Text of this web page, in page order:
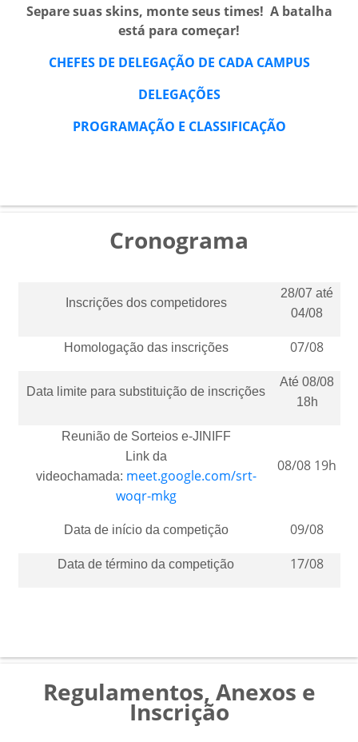
Separe suas skins, monte seus times! A batalha
está para começar!
CHEFES DE DELEGAÇÃO DE CADA CAMPUS
DELEGAÇÕES
PROGRAMAÇÃO E CLASSIFICAÇÃO
Cronograma
Inscrições dos competidores
28/07 até
04/08
Homologação das inscrições 07/08
Data limite para substituição de inscrições
Até 08/08
18h
Reunião de Sorteios e-JINIFF
Link da
videochamada: meet.google.com/srt-
woqr-mkg
08/08 19h
Data de início da competição 09/08
Data de término da competição 17/08
Regulamentos, Anexos e
Inscrição